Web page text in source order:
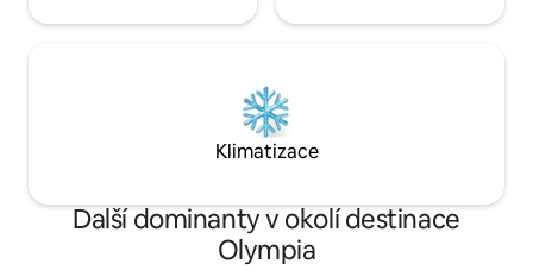
Klimatizace
Další dominanty v okolí destinace
Olympia